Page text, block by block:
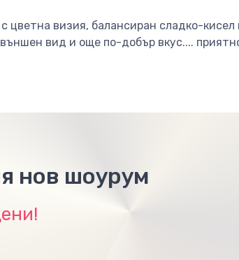
цветна визия, балансиран сладко-
вид и още по-добър вкус....
нов шоурум